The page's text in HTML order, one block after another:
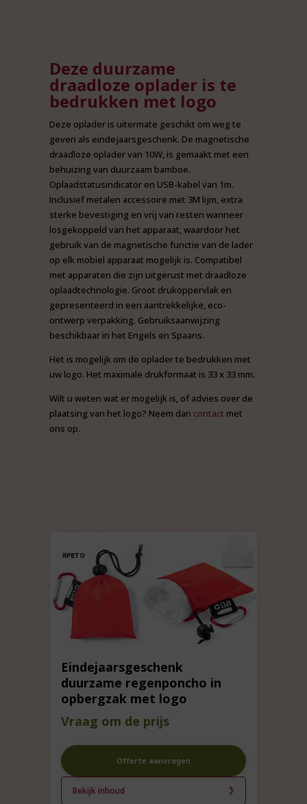
Deze duurzame
draadloze oplader is te
bedrukken met logo
Deze oplader is uitermate geschikt om weg te
geven als eindejaarsgeschenk. De magnetische
draadloze oplader van 10W, is gemaakt met een
behuizing van duurzaam bamboe.
Oplaadstatusindicator en USB-kabel van 1m.
Inclusief metalen accessoire met 3M lijm, extra
sterke bevestiging en vrij van resten wanneer
losgekoppeld van het apparaat, waardoor het
gebruik van de magnetische functie van de lader
op elk mobiel apparaat mogelijk is. Compatibel
met apparaten die zijn uitgerust met draadloze
oplaadtechnologie. Groot drukoppervlak en
gepresenteerd in een aantrekkelijke, eco-
ontwerp verpakking. Gebruiksaanwijzing
beschikbaar in het Engels en Spaans.
Het is mogelijk om de oplader te bedrukken met
uw logo. Het maximale drukformaat is 33 x 33 mm.
Wilt u weten wat er mogelijk is, of advies over de
plaatsing van het logo? Neem dan contact met
ons op.
Eindejaarsgeschenk
duurzame regenponcho in
opbergzak met logo
Vraag om de prijs
Offerte aanvragen
Bekijk inhoud